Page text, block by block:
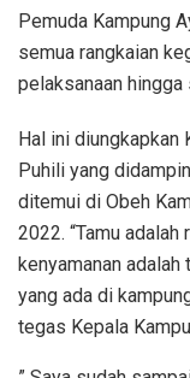
Pemuda Kampung
semua rangkaian
pelaksanaan hingga
Hal ini diungkapkan
Puhili yang
ditemui di Obeh
2022. “Tamu adalah
kenyamanan
yang ada di
tegas Kepala